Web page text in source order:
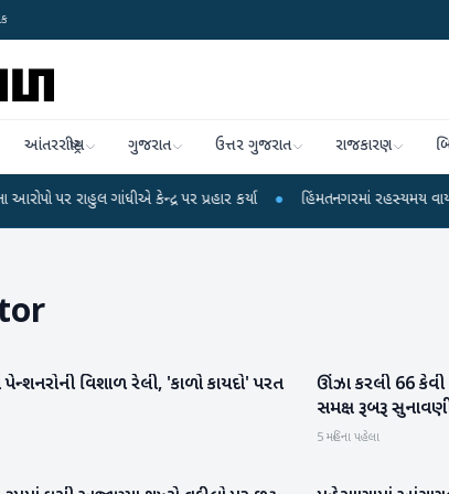
આંતરરાષ્ટ્રીય ગુજરાત ઉત્તર ગુજરાત રાજકારણ
રાહુલ ગાંધીએ કેન્દ્ર પર પ્રહાર કર્યા ● હિંમતનગરમાં રહસ્યમય વાયરસ કે
પેન્શનરોની વિશાળ રેલી, 'કાળો કાયદો' પરત
પાટણ
ઊંઝા કરલી 66 કેવી
સમક્ષ રૂબરૂ
5 મહિના પહેલા